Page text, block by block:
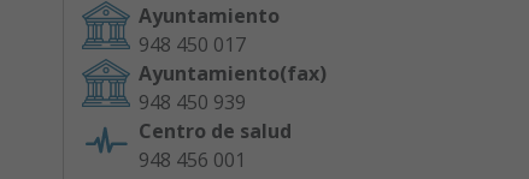
Ayuntamiento
948 450 017
Ayuntamiento(fax)
948 450 939
Centro de salud
948 456 001